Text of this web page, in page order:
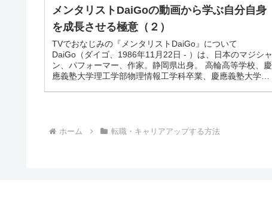
メンタリストDaiGoの動画から学ぶ自分自身
を成長させる極意（２）
TVでおなじみの『メンタリストDaiGo』について
DaiGo（ダイゴ、1986年11月22日 - ）は、日本のマジシャ
ン、パフォーマー、作家。静岡県出身。 高輪高等学校、慶
應義塾大学理工学部物理情報工学科卒業、慶應義塾大学大
ホーム 転職・キャリアアップする方法